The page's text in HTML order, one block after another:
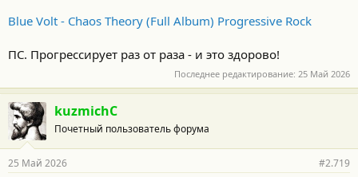
Blue Volt - Chaos Theory (Full Album) Progressive Rock
ПС. Прогрессирует раз от раза - и это здорово!
Последнее редактирование: 25 Май 2026
kuzmichC
Почетный пользователь форума
25 Май 2026 #2.719